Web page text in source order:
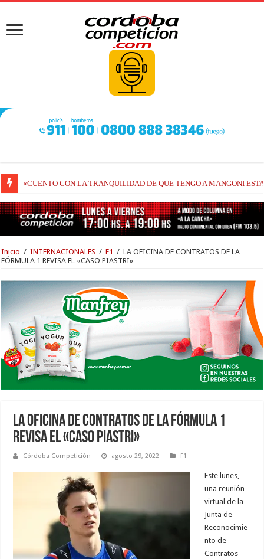
«CUENTO CON LA TRANQUILIDAD DE QUE TENGO A MANGONI
FIN DE SEMANA DE REGRESO PARA EL TC2000: VUELVE A CORRER
Inicio / INTERNACIONALES / F1 / LA OFICINA DE CONTRATOS DE LA
FÓRMULA 1 REVISA EL «CASO PIASTRI»
LA OFICINA DE CONTRATOS DE LA FÓRMULA 1
REVISA EL «CASO PIASTRI»
Córdoba Competición agosto 29, 2022 F1
Este lunes,
una reunión
virtual de la
Junta de
Reconocimie
nto de
Contratos